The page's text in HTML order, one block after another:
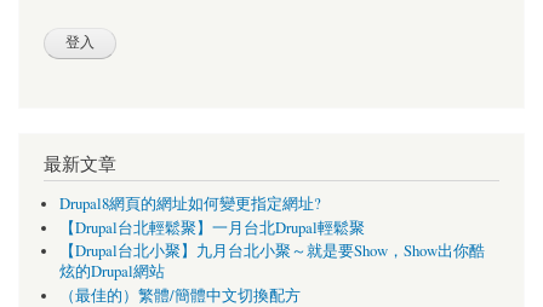
最新文章
Drupal8網頁的網址如何變更指定網址?
【Drupal台北輕鬆聚】一月台北Drupal輕鬆聚
【Drupal台北小聚】九月台北小聚～就是要Show，Show出你酷
炫的Drupal網站
（最佳的）繁體/簡體中文切換配方